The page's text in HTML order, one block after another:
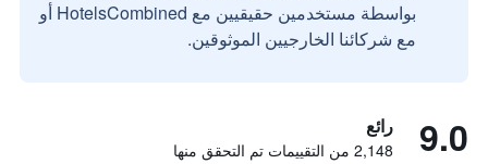
بواسطة مستخدمين حقيقيين مع HotelsCombined أو
مع شركائنا الخارجيين الموثوقين.
9.0 رائع
2,148 من التقييمات تم التحقق منها